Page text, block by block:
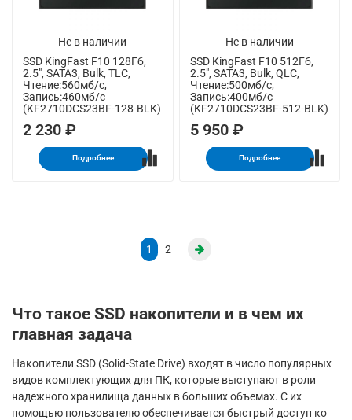
Не в наличии
SSD KingFast F10 128Гб,
2.5", SATA3, Bulk, TLC,
Чтение:560мб/с,
Запись:460мб/с
(KF2710DCS23BF-128-BLK)
2 230 ₽
Подробнее
Не в наличии
SSD KingFast F10 512Гб,
2.5", SATA3, Bulk, QLC,
Чтение:500мб/с,
Запись:400мб/с
(KF2710DCS23BF-512-BLK)
5 950 ₽
Подробнее
1 2
Что такое SSD накопители и в чем их
главная задача
Накопители SSD (Solid-State Drive) входят в число популярных
видов комплектующих для ПК, которые выступают в роли
надежного хранилища данных в больших объемах. С их
помощью пользователю обеспечивается быстрый доступ ко